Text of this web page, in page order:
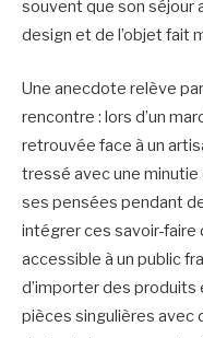
souvent que son séjour
design et de l’objet fait
Une anecdote relève
rencontre : lors d’un
retrouvée face à un
tressé avec une minutie
ses pensées pendant
intégrer ces savoir-faire
accessible à un public
d’importer des produits
pièces singulières avec